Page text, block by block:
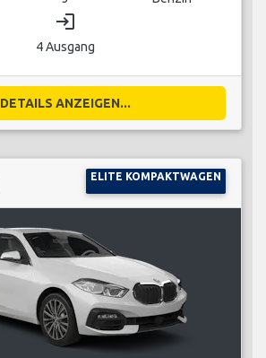
login
4 Ausgang
DETAILS ANZEIGEN...
ELITE KOMPAKTWAGEN